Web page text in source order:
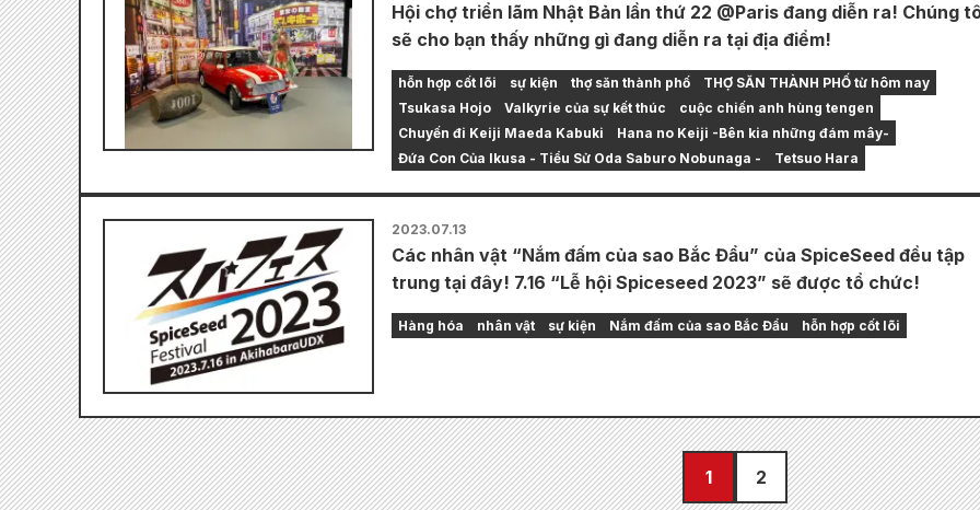
Hội chợ triển lãm Nhật Bản lần thứ 22 @Paris đang diễn ra! Chúng
sẽ cho bạn thấy những gì đang diễn ra tại địa điểm!
hỗn hợp cốt lõi sự kiện thợ săn thành phố
THỢ SĂN THÀNH PHỐ từ hôm nay
Tsukasa Hojo
Valkyrie của sự kết thúc
cuộc chiến anh hùng tengen
Chuyến đi Keiji Maeda Kabuki
Hana no Keiji -Bên kia những đám mây-
Đứa Con Của Ikusa - Tiểu Sử Oda Saburo Nobunaga -
Tetsuo Hara
2023.07.13
Các nhân vật “Nắm đấm của sao Bắc Đẩu” của SpiceSeed đều tập
trung tại đây! 7.16 “Lễ hội Spiceseed 2023” sẽ được tổ chức!
Hàng hóa nhân vật sự kiện Nắm đấm của sao Bắc Đẩu hỗn hợp cốt lõi
1 2